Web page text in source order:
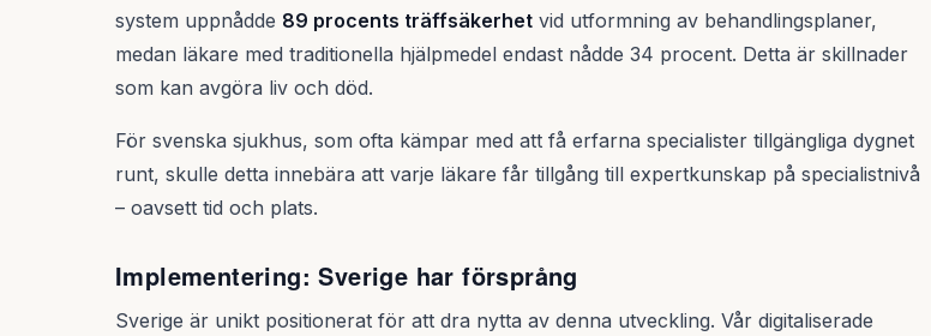
system uppnådde 89 procents träffsäkerhet vid utformning av behandlingsplaner,
medan läkare med traditionella hjälpmedel endast nådde 34 procent. Detta är skillnader
som kan avgöra liv och död.
För svenska sjukhus, som ofta kämpar med att få erfarna specialister tillgängliga dygnet
runt, skulle detta innebära att varje läkare får tillgång till expertkunskap på specialistnivå
– oavsett tid och plats.
Implementering: Sverige har försprång
Sverige är unikt positionerat för att dra nytta av denna utveckling. Vår digitaliserade